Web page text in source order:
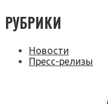
РУБРИКИ
Новости
Пресс-релизы